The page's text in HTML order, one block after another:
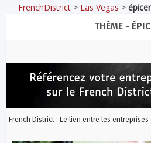
FrenchDistrict > Las Vegas >
THÈME -
French District : Le lien entre les